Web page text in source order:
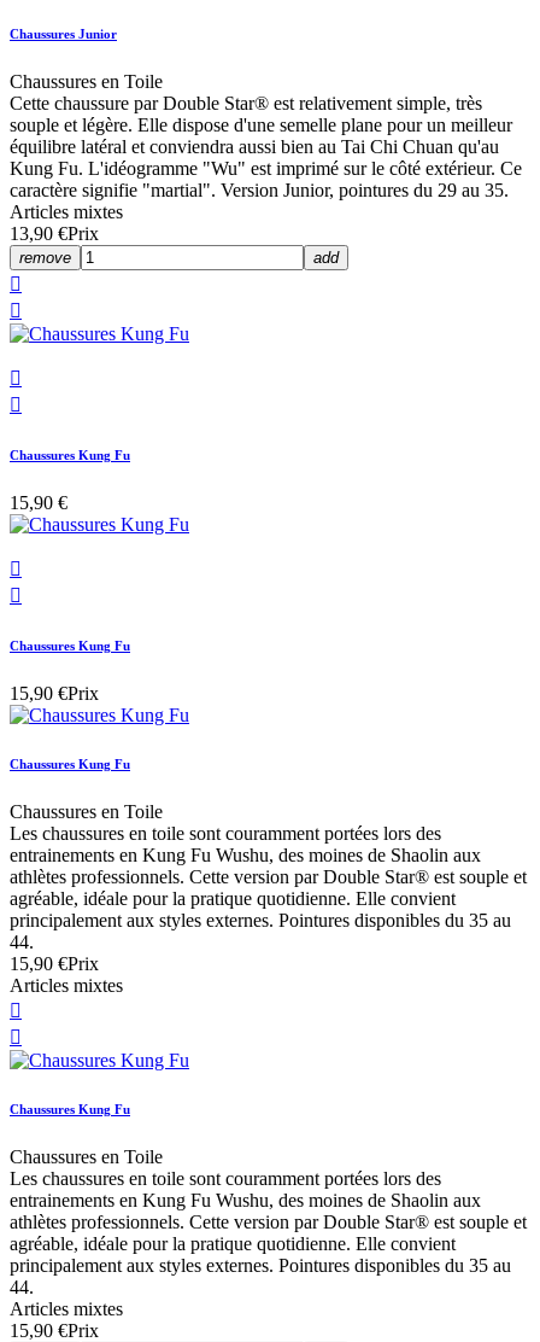
Chaussures Junior
Chaussures en Toile
Cette chaussure par Double Star® est relativement simple, très
souple et légère. Elle dispose d'une semelle plane pour un meilleur
équilibre latéral et conviendra aussi bien au Tai Chi Chuan qu'au
Kung Fu. L'idéogramme "Wu" est imprimé sur le côté extérieur. Ce
caractère signifie "martial". Version Junior, pointures du 29 au 35.
Articles mixtes
13,90 €Prix
remove add




Chaussures Kung Fu
15,90 €


Chaussures Kung Fu
15,90 €Prix
Chaussures Kung Fu
Chaussures en Toile
Les chaussures en toile sont couramment portées lors des
entrainements en Kung Fu Wushu, des moines de Shaolin aux
athlètes professionnels. Cette version par Double Star® est souple et
agréable, idéale pour la pratique quotidienne. Elle convient
principalement aux styles externes. Pointures disponibles du 35 au
44.
15,90 €Prix
Articles mixtes


Chaussures Kung Fu
Chaussures en Toile
Les chaussures en toile sont couramment portées lors des
entrainements en Kung Fu Wushu, des moines de Shaolin aux
athlètes professionnels. Cette version par Double Star® est souple et
agréable, idéale pour la pratique quotidienne. Elle convient
principalement aux styles externes. Pointures disponibles du 35 au
44.
Articles mixtes
15,90 €Prix